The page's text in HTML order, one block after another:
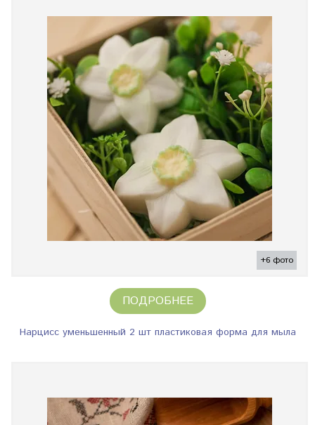
+6 фото
ПОДРОБНЕЕ
Нарцисс уменьшенный 2 шт пластиковая форма для мыла